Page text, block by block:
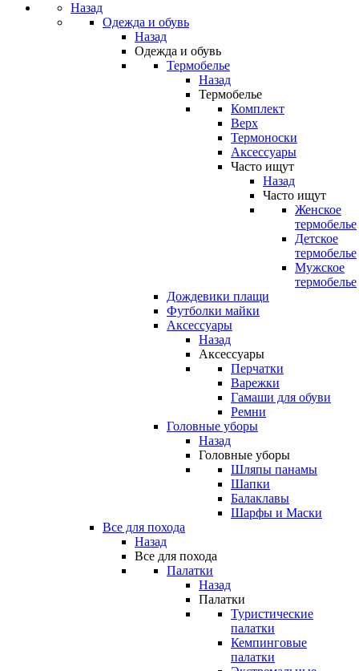
Назад
Одежда и обувь
Назад
Одежда и обувь
Термобелье
Назад
Термобелье
Комплект
Верх
Термоноски
Аксессуары
Часто ищут
Назад
Часто ищут
Женское
термобелье
Детское
термобелье
Мужское
термобелье
Дождевики плащи
Футболки майки
Аксессуары
Назад
Аксессуары
Перчатки
Варежки
Гамаши для обуви
Ремни
Головные уборы
Назад
Головные уборы
Шляпы панамы
Шапки
Балаклавы
Шарфы и Маски
Все для похода
Назад
Все для похода
Палатки
Назад
Палатки
Туристические
палатки
Кемпинговые
палатки